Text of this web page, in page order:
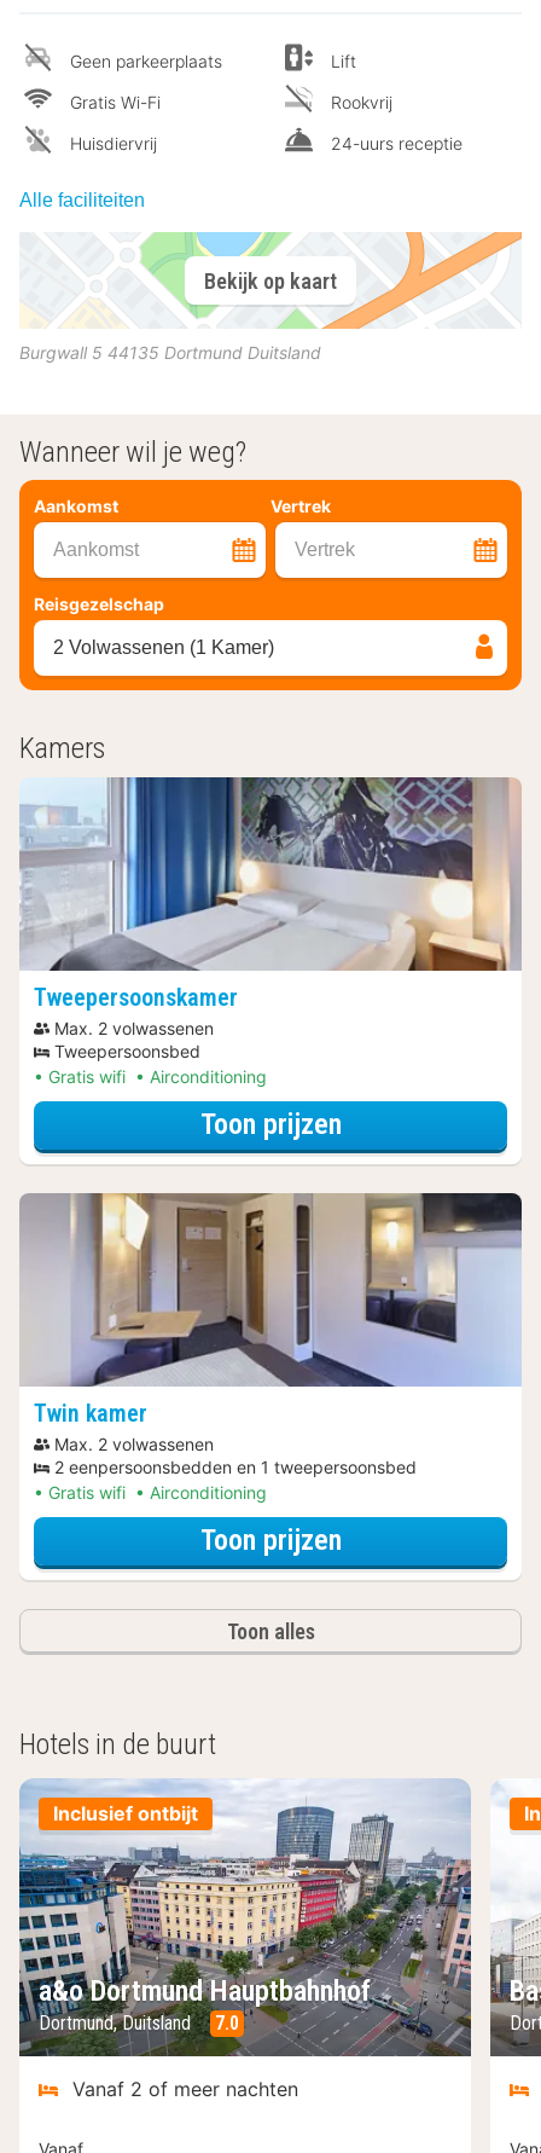
Geen parkeerplaats
Gratis Wi-Fi
Huisdiervrij
Lift
Rookvrij
24-uurs receptie
Alle faciliteiten
Bekijk op kaart
Burgwall 5 44135 Dortmund Duitsland
Wanneer wil je weg?
Aankomst Vertrek
Aankomst Vertrek
Reisgezelschap
2 Volwassenen (1 Kamer)
Kamers
Tweepersoonskamer
Max. 2 volwassenen
Tweepersoonsbed
Gratis wifi
Airconditioning
Toon prijzenvoor Spa Resort
Twin kamer
Max. 2 volwassenen
2 eenpersoonsbedden en 1 tweepersoonsbed
Gratis wifi
Airconditioning
Toon prijzenvoor Spa Resort
Toon alles
Hotels in de buurt
Inclusief ontbijt
a&o Dortmund Hauptbahnhof
Dortmund, Duitsland 7.0
Vanaf 2 of meer nachten
Vanaf